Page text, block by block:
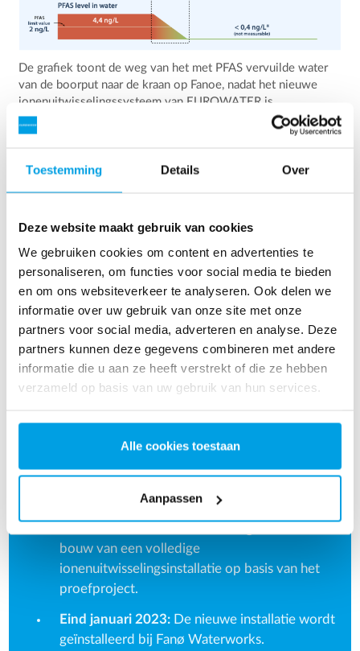
Toestemming Details Over
Deze website maakt gebruik van cookies
We gebruiken cookies om content en advertenties te
personaliseren, om functies voor social media te bieden
en om ons websiteverkeer te analyseren. Ook delen we
informatie over uw gebruik van onze site met onze
partners voor social media, adverteren en analyse. Deze
partners kunnen deze gegevens combineren met andere
informatie die u aan ze heeft verstrekt of die ze hebben
verzameld op basis van uw gebruik van hun services.
Alle cookies toestaan
Aanpassen
De grafiek toont de weg van het met PFAS vervuilde water
van de boorput naar de kraan op Fanoe, nadat het nieuwe
ionenuitwisselingssysteem van EUROWATER is
geïnstalleerd.
Het verloop van de zaak
Voorjaar 2021:De autoriteiten kondigen aan
dat de grenswaarde voor het gehalte aan PFAS
in drinkwater wordt verlaagd van 100 naar 2
nanogram per liter. Op Fanø is het PFAS-
gehalte 4,4 nanogram per liter - dat is twee
keer zo hoog als de nieuwe grenswaarde.
Zomer 2021:
Fanø Vandværk en EUROWATER
onvoldoende blijkt) en vervolgens
een jaar tonen een PFAS-gehalte onder de
detectielimiet.
bouw van een volledige
ionenuitwisselingsinstallatie op basis van het
proefproject.
Eind januari 2023:De nieuwe installatie wordt
geïnstalleerd bij Fanø Waterworks.